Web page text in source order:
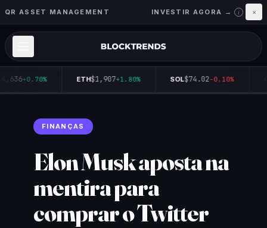
QR ASSET MANAGEMENT INVESTIR AGORA → i ×
+0.70% ETH$1,907+1.80% SOL$74.02-0.10%
FINANÇAS
Elon Musk aposta na
mentira para
comprar o Twitter